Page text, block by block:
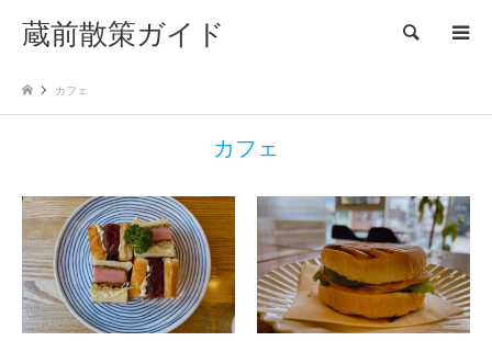
蔵前散策ガイド 検索
カフェ
カフェ